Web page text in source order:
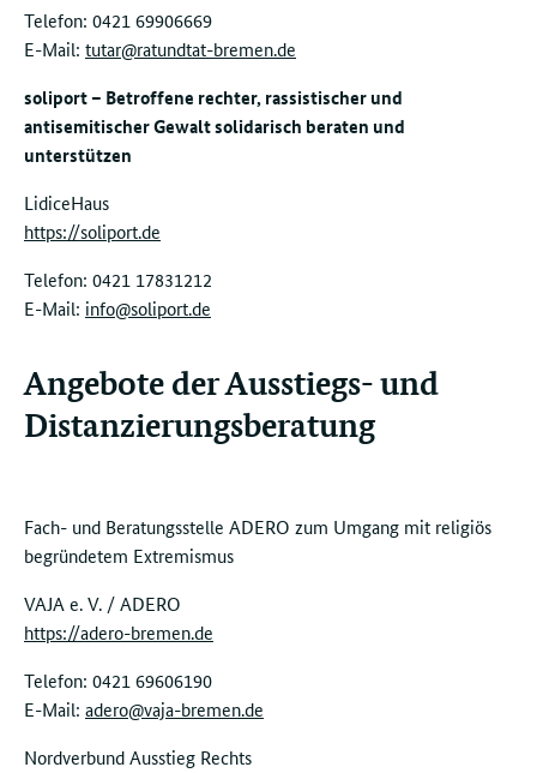
Telefon: 0421 69906669
E-Mail: tutar@ratundtat-bremen.de
soliport – Betroffene rechter, rassistischer und
antisemitischer Gewalt solidarisch beraten und
unterstützen
LidiceHaus
https://soliport.de
Telefon: 0421 17831212
E-Mail: info@soliport.de
Angebote der Ausstiegs- und
Distanzierungsberatung
Fach- und Beratungsstelle ADERO zum Umgang mit religiös
begründetem Extremismus
VAJA e. V. / ADERO
https://adero-bremen.de
Telefon: 0421 69606190
E-Mail: adero@vaja-bremen.de
Nordverbund Ausstieg Rechts